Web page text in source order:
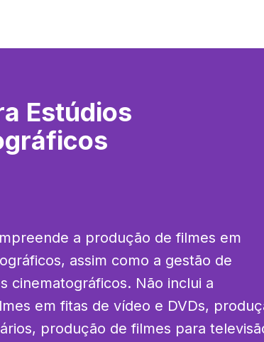
Estúdios
a produção de filmes em
assim como a gestão de
cinematográficos. Não inclui a
em fitas de vídeo e DVDs,
produção de filmes para